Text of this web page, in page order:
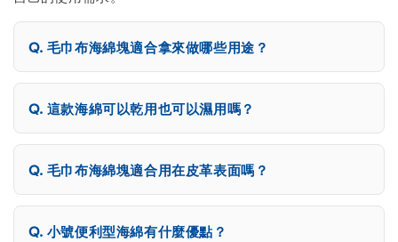
毛巾布海綿塊適合拿來做哪些用途？
這款海綿可以乾用也可以濕用嗎？
毛巾布海綿塊適合用在皮革表面嗎？
小號便利型海綿有什麼優點？